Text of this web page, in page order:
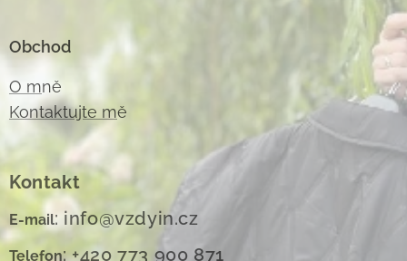
Obchod
O mně
Kontaktujte mě
Kontakt
E-mail: info@vzdyin.cz
Telefon: +420 773 900 871